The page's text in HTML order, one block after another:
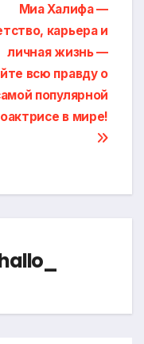
Миа Халифа —
карьера и
личная жизнь —
всю правду о
популярной
в мире!